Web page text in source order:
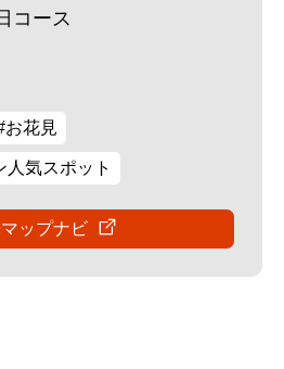
コース
お花見
気スポット
ップナビ